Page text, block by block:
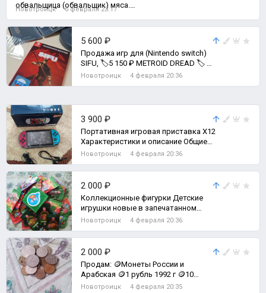
обвальщица (обвальщик) мяса.
(Обрезать мясо от кости).
Новотроицк 6 февраля 23:17
5 600 ₽
Продажа игр для (Nintendo switch)
SIFU, 🏷️5 150 ₽ METROID DREAD 🏷️ 5
600 ₽
Новотроицк 4 февраля 20:36
3 900 ₽
Портативная игровая приставка X12
Характеристики и описание Общие
характеристики МодельX12 Память
Новотроицк 4 февраля 20:36
2 000 ₽
Коллекционные фигурки Детские
игрушки новые в запечатанном
виде.
Новотроицк 4 февраля 20:36
2 000 ₽
Продам: 🪙Монеты России и
Арабская 🪙1 рубль 1992 г 🪙10
копеек 2014 г 🪙25 рублей 2018 г ЧМ
Новотроицк 4 февраля 20:35